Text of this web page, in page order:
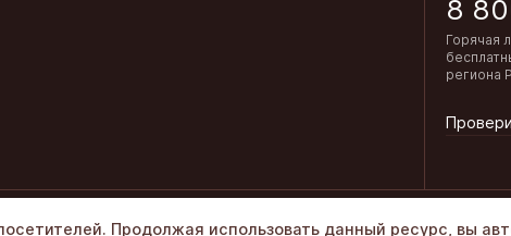
8
Горячая
региона
Продолжая использовать данный ресурс, вы